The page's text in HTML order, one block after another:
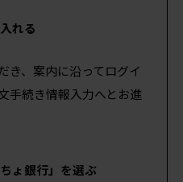
れる
き、案内に沿ってログイ
続き情報入力へとお進
ょ銀行」を選ぶ